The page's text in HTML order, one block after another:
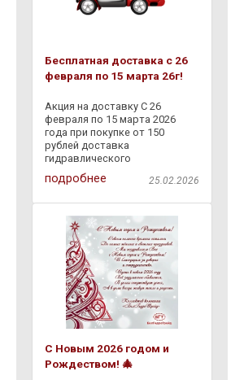
Бесплатная доставка с 26
февраля по 15 марта 26г!
Акция на доставку С 26
февраля по 15 марта 2026
года при покупке от 150
рублей доставка
гидравлического
оборудования через
"Европочту" бесплатно по
платежом на ПВЗ "Европочты"
. Заказывайте
подробнее 25.02.2026
С Новым 2026 годом и
Рождеством! 🎄